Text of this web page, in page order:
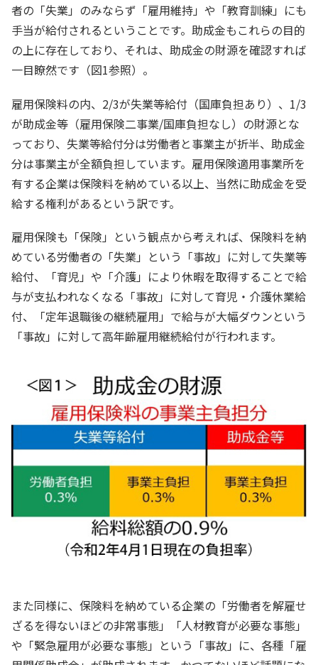
者の「失業」のみならず「雇用維持」や「教育訓練」にも
手当が給付されるということです。助成金もこれらの目的
の上に存在しており、それは、助成金の財源を確認すれば
一目瞭然です（図1参照）。
雇用保険料の内、2/3が失業等給付（国庫負担あり）、1/3
が助成金等（雇用保険二事業/国庫負担なし）の財源とな
っており、失業等給付分は労働者と事業主が折半、助成金
分は事業主が全額負担しています。雇用保険適用事業所を
有する企業は保険料を納めている以上、当然に助成金を受
給する権利があるという訳です。
雇用保険も「保険」という観点から考えれば、保険料を納
めている労働者の「失業」という「事故」に対して失業等
給付、「育児」や「介護」により休暇を取得することで給
与が支払われなくなる「事故」に対して育児・介護休業給
付、「定年退職後の継続雇用」で給与が大幅ダウンという
「事故」に対して高年齢雇用継続給付が行われます。
また同様に、保険料を納めている企業の「労働者を解雇せ
ざるを得ないほどの非常事態」「人材教育が必要な事態」
や「緊急雇用が必要な事態」という「事故」に、各種「雇